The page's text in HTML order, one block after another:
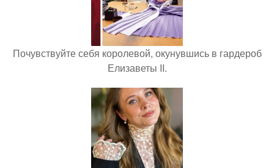
Почувствуйте себя королевой, окунувшись в гардероб
Елизаветы II.